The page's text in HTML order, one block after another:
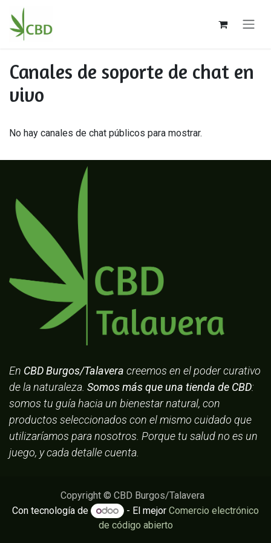
Ir al contenido
Canales de soporte de chat en
vivo
No hay canales de chat públicos para mostrar.
En CBD Burgos/Talavera creemos en el poder curativo
de la naturaleza. Somos más que una tienda de CBD:
somos tu guía hacia un bienestar natural, con
productos seleccionados con el mismo cuidado que
utilizaríamos para nosotros. Porque tu salud no es un
juego, y cada detalle cuenta.
Copyright © CBD Burgos/Talavera
Con tecnología de
- El mejor Comercio electrónico
de código abierto